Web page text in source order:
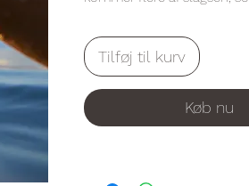
og nyde kroppen nærvær
Kærligst Pia❣️
Tilføj til kurv
Køb nu